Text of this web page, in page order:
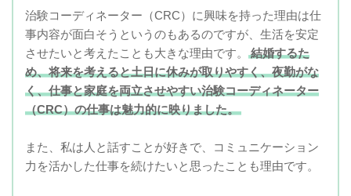
治験コーディネーター（CRC）に興味を持った理由は仕
事内容が面白そうというのもあるのですが、生活を安定
させたいと考えたことも大きな理由です。
結婚するた
め、将来を考えると土日に休みが取りやすく、夜勤がな
く、仕事と家庭を両立させやすい治験コーディネーター
（CRC）の仕事は魅力的に映りました。
また、私は人と話すことが好きで、コミュニケーション
力を活かした仕事を続けたいと思ったことも理由です。